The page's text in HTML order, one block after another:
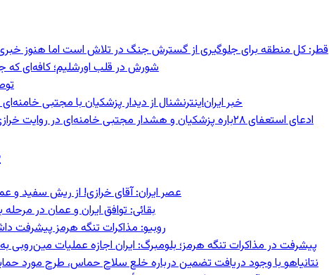
قطر: کل منطقه برای جلوگیری از گسترش جنگ در تلاش است اما هنوز
شورش در قلب اورشلیم؛ کافه‌ای که
خبر ایران‌اینترنشنال از دیدار پزشکیان با مجتبی
ادعای استعفای ۲۸باره پزشکیان و هشدار مجتبی خامنه‌ای در روایت خرازی؛ رئیس‌جمهور تکذیب کرد
عصر ایران: آقای خرازی! از ریش سفید
بقائی: توافق ایران و عمان در
روبیو: مذاکرات تنگه هرمز پیشرفت
پیشرفت در مذاکرات تنگه هرمز؛ بلومبرگ: ایران اجازه عملیات مین‌روبی
نتانیاهو با وجود دریافت تضمین درباره خلع سلاح حماس، طرح مورد